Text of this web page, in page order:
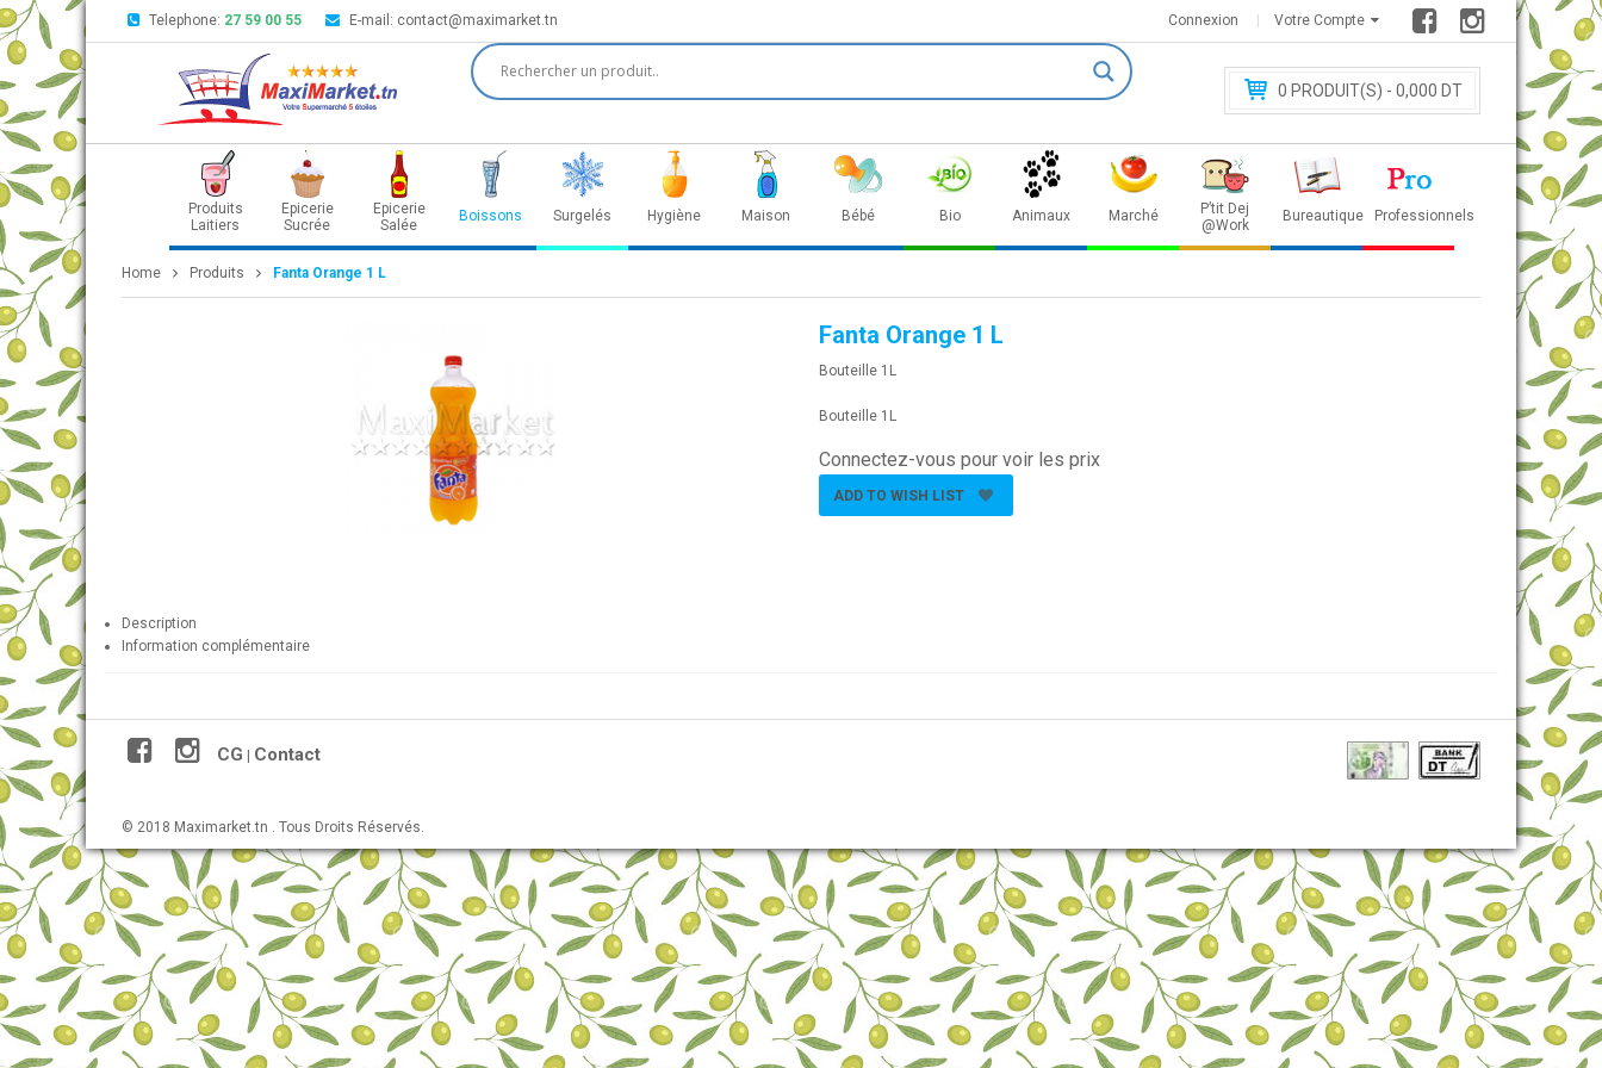
Telephone: 27 59 00 55 E-mail: contact@maximarket.tn Votre Compte
Connexion
0 PRODUIT(S) - 0,000 DT
Produits
Laitiers
Epicerie
Sucrée
Epicerie
Salée
Boissons Surgelés Hygiène Maison Bébé Bio Animaux Marché
P’tit Dej
@Work
Bureautique Professionnels
Home Produits Fanta Orange 1 L
Fanta Orange 1 L
Bouteille 1L
Bouteille 1L
Connectez-vous pour voir les prix
ADD TO WISH LIST
Description
Information complémentaire
CG Contact
© 2018 Maximarket.tn . Tous Droits Réservés.